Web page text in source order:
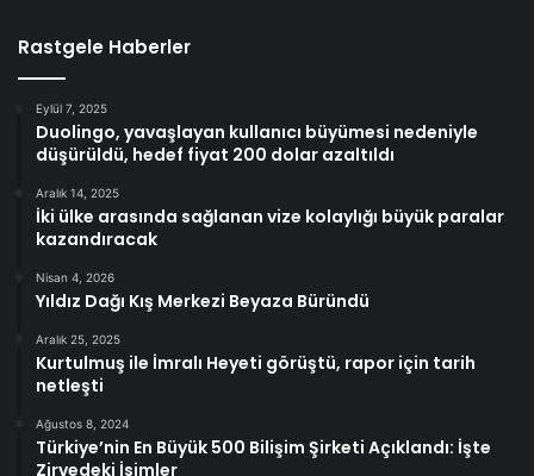
Rastgele Haberler
Eylül 7, 2025
Duolingo, yavaşlayan kullanıcı büyümesi nedeniyle
düşürüldü, hedef fiyat 200 dolar azaltıldı
Aralık 14, 2025
İki ülke arasında sağlanan vize kolaylığı büyük paralar
kazandıracak
Nisan 4, 2026
Yıldız Dağı Kış Merkezi Beyaza Büründü
Aralık 25, 2025
Kurtulmuş ile İmralı Heyeti görüştü, rapor için tarih
netleşti
Ağustos 8, 2024
Türkiye’nin En Büyük 500 Bilişim Şirketi Açıklandı: İşte
Zirvedeki İsimler